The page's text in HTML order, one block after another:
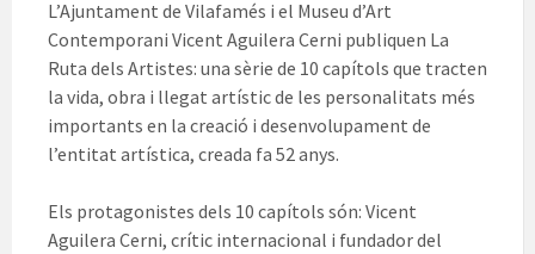
L’Ajuntament de Vilafamés i el Museu d’Art
Contemporani Vicent Aguilera Cerni publiquen La
Ruta dels Artistes: una sèrie de 10 capítols que tracten
la vida, obra i llegat artístic de les personalitats més
importants en la creació i desenvolupament de
l’entitat artística, creada fa 52 anys.
Els protagonistes dels 10 capítols són: Vicent
Aguilera Cerni, crític internacional i fundador del